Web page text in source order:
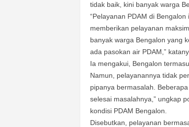
tidak baik, kini banyak warga
“Pelayanan PDAM di
memberikan pelayanan
banyak warga Bengalon yang
ada pasokan air PDAM,”
Ia mengakui, Bengalon
Namun, pelayanannya tidak
pipanya bermasalah.
selesai masalahnya,” ungkap
kondisi PDAM Bengalon.
Disebutkan, pelayanan